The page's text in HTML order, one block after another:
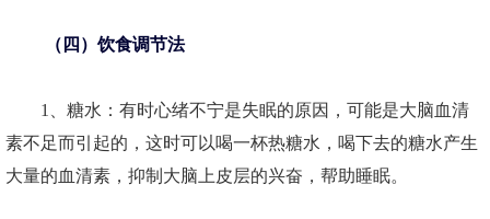
（四）饮食调节法
1、糖水：有时心绪不宁是失眠的原因，可能是大脑血清
素不足而引起的，这时可以喝一杯热糖水，喝下去的糖水产生
大量的血清素，抑制大脑上皮层的兴奋，帮助睡眠。